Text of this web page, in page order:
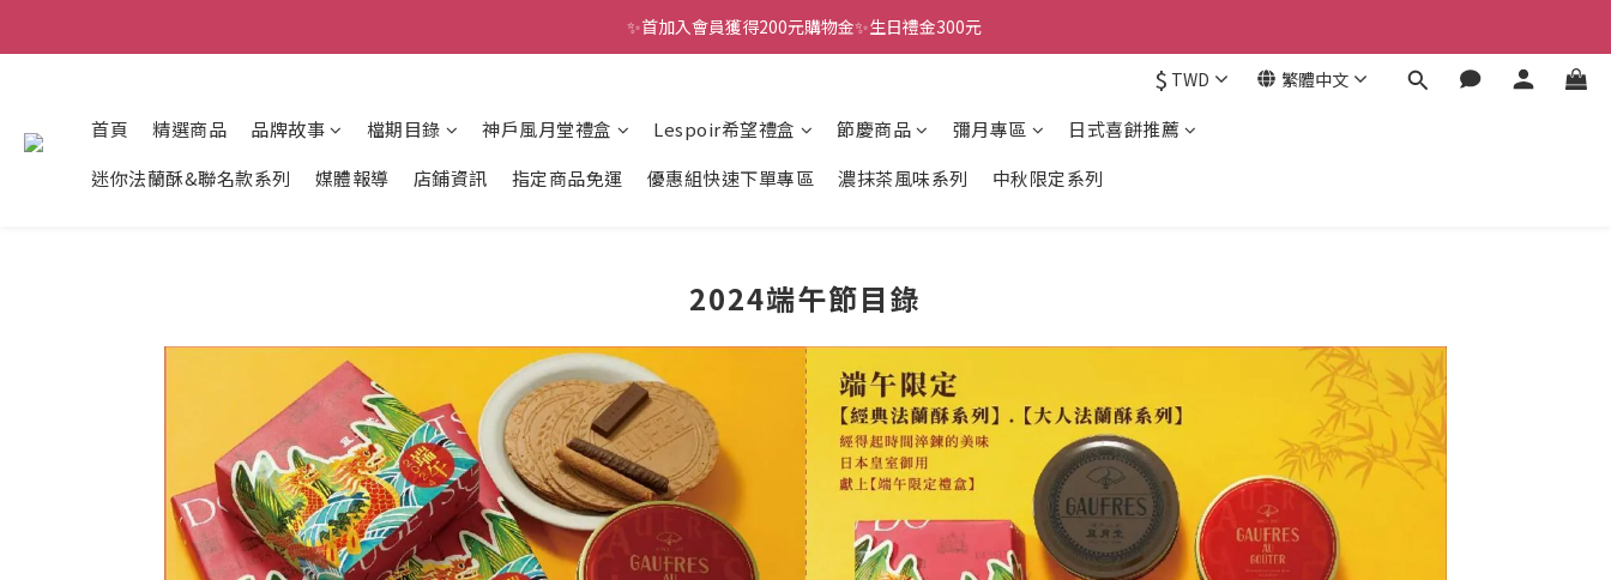
全館滿千免運
✨首加入會員獲得200元購物金✨生日禮金300元
$ TWD 繁體中文
首頁 精選商品 品牌故事 檔期目錄 神戶風月堂禮盒 Lespoir希望禮盒 節慶商品 彌月專區
日式喜餅推薦
迷你法蘭酥&聯名款系列
媒體報導 店鋪資訊 指定商品免運 優惠組快速下單專區 濃抹茶風味系列 中秋限定系列
2024端午節目錄